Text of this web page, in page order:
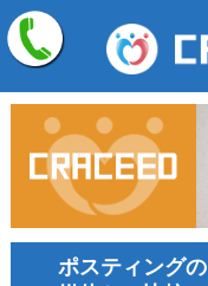
ポスティング